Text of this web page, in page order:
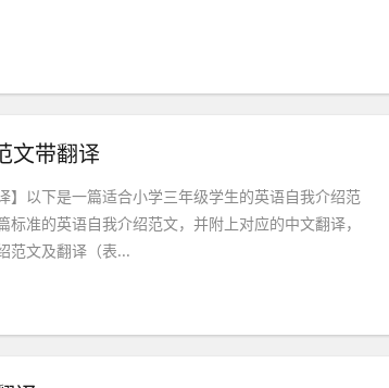
文带翻译
】以下是一篇适合小学三年级学生的英语自我介绍范
准的英语自我介绍范文，并附上对应的中文翻译，
范文及翻译（表...